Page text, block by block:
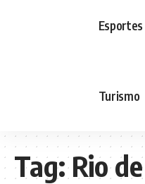
Esportes
Turismo
Tag:Rio